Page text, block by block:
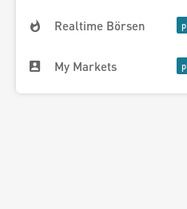
Realtime Börsen
My Markets